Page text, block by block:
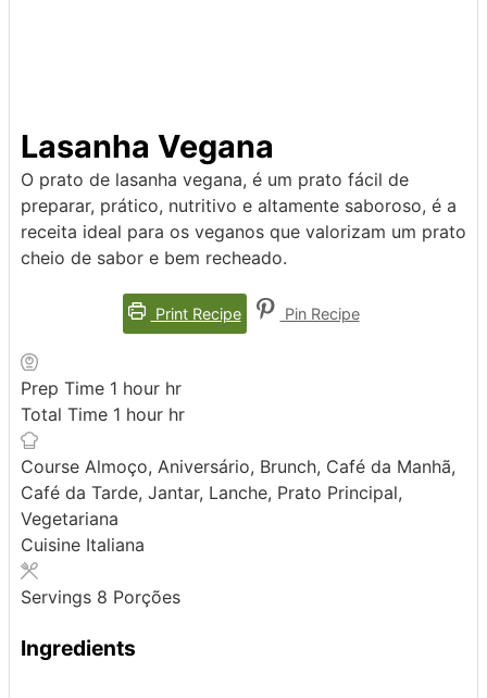
Lasanha Vegana
O prato de lasanha vegana, é um prato fácil de
preparar, prático, nutritivo e altamente saboroso, é a
receita ideal para os veganos que valorizam um prato
cheio de sabor e bem recheado.
Print Recipe Pin Recipe
Prep Time 1 hour hr
Total Time 1 hour hr
Course Almoço, Aniversário, Brunch, Café da Manhã,
Café da Tarde, Jantar, Lanche, Prato Principal,
Vegetariana
Cuisine Italiana
Servings 8 Porções
Ingredients